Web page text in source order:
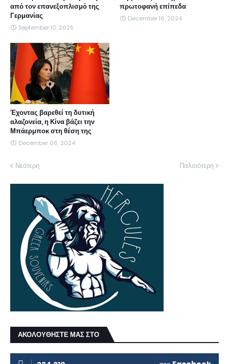
από τον επανεξοπλισμό της
Γερμανίας
September 10, 2025
πρωτοφανή επίπεδα
December 16, 2024
Έχοντας βαρεθεί τη δυτική
αλαζονεία, η Κίνα βάζει την
Μπάερμποκ στη θέση της
December 06, 2024
Νεότερη Παλαιότερη
ΑΚΟΛΟΥΘΗΣΤΕ ΜΑΣ ΣΤΟ